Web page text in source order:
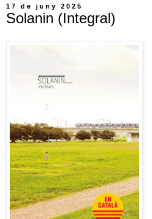
17 de juny 2025
Solanin (Integral)